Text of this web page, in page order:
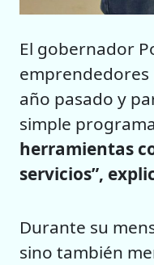
El gobernador
emprendedores
año pasado y
simple
herramientas
servicios”,
Durante su
sino también